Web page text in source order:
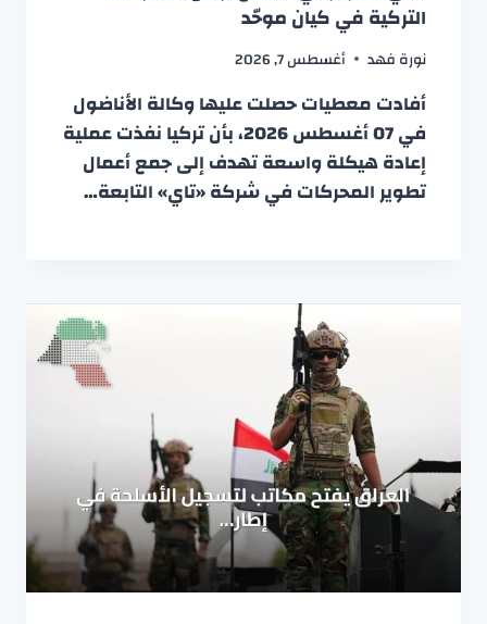
التركية في كيان موحّد
نورة فهد أغسطس 7, 2026
أفادت معطيات حصلت عليها وكالة الأناضول
في 07 أغسطس 2026، بأن تركيا نفذت عملية
إعادة هيكلة واسعة تهدف إلى جمع أعمال
تطوير المحركات في شركة «تاي» التابعة…